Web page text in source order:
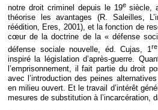
IT
notre droit criminel depuis le 19esiècle,
théorise les avantages (R. Saleilles,
réédition, Eres, 2001), et la fonction de
cœur de la doctrine de la « défense
défense sociale nouvelle, éd. Cujas, 1re
inspiré la législation d’après-guerre.
l’emprisonnement, il fait partie du droit
avec l’introduction des peines
en milieu ouvert. Et le travail d’intérêt
mesures de substitution à l’incarcération,